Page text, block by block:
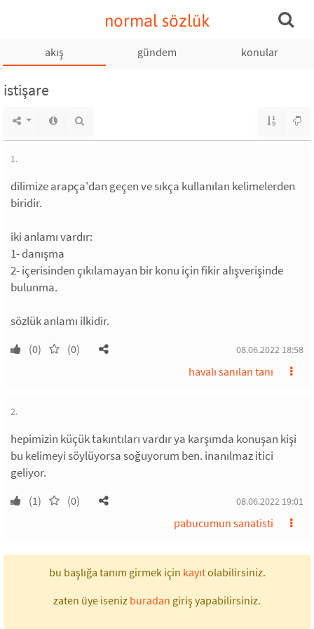
normal sözlük
akış gündem konular
istişare
1.
dilimize arapça'dan geçen ve sıkça kullanılan kelimelerden
biridir.
iki anlamı vardır:
1- danışma
2- içerisinden çıkılamayan bir konu için fikir alışverişinde
bulunma.
sözlük anlamı ilkidir.
(0) (0) 08.06.2022 18:58
havalı sanılan tanı
2.
hepimizin küçük takıntıları vardır ya karşımda konuşan kişi
bu kelimeyi söylüyorsa soğuyorum ben. inanılmaz itici
geliyor.
(1) (0) 08.06.2022 19:01
pabucumun sanatisti
bu başlığa tanım girmek için kayıtolabilirsiniz.
zaten üye iseniz buradan giriş yapabilirsiniz.